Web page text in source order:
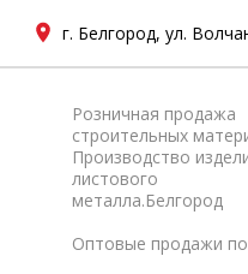
г. Белгород, ул.
Розничная продажа
строительных
Производство
листового
металла.Белгород
Оптовые продажи